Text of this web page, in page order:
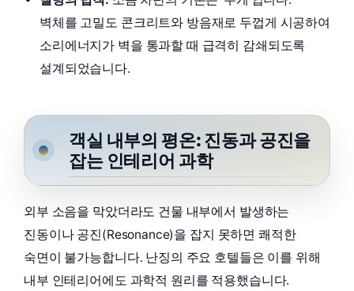
벽체를 고밀도 콘크리트와 방음재로 두껍게 시공하여
소리에너지가 벽을 통과할 때 급격히 감쇄되도록
설계되었습니다.
객실 내부의 평온: 진동과 공진을
잡는 인테리어 과학
외부 소음을 막았더라도 건물 내부에서 발생하는
진동이나 공진(Resonance)을 잡지 못하면 쾌적한
숙면이 불가능합니다. 난징의 주요 호텔들은 이를 위해
내부 인테리어에도 과학적 원리를 적용했습니다.